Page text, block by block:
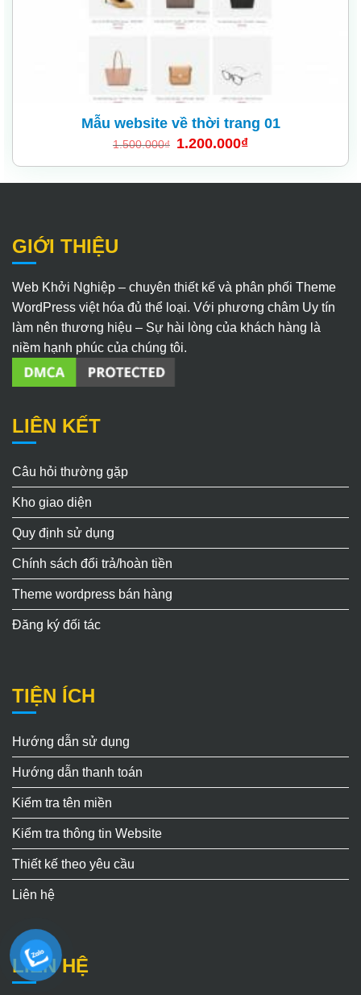
Mẫu website về thời trang 01
1.500.000₫ 1.200.000₫
GIỚI THIỆU
Web Khởi Nghiệp – chuyên thiết kế và phân phối Theme
WordPress việt hóa đủ thể loại. Với phương châm Uy tín
làm nên thương hiệu – Sự hài lòng của khách hàng là
niềm hạnh phúc của chúng tôi.
LIÊN KẾT
Câu hỏi thường gặp
Kho giao diện
Quy định sử dụng
Chính sách đổi trả/hoàn tiền
Theme wordpress bán hàng
Đăng ký đối tác
TIỆN ÍCH
Hướng dẫn sử dụng
Hướng dẫn thanh toán
Kiểm tra tên miền
Kiểm tra thông tin Website
Thiết kế theo yêu cầu
Liên hệ
LIÊN HỆ